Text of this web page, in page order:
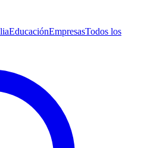
EducaciónEmpresasTodos los